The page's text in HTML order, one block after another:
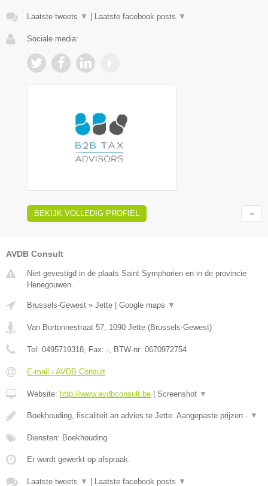
Laatste tweets ▼ Laatste facebook posts ▼
Sociale media:
BEKIJK VOLLEDIG PROFIEL
AVDB Consult
Niet gevestigd in de plaats Saint Symphorien en in de provincie
Henegouwen.
Brussels-Gewest » Jette | Google maps ▼
Van Bortonnestraat 57 1090 Jette (Brussels-Gewest)
Tel: 0495719318 , Fax: - , BTW-nr: 0670972754
E-mail › AVDB Consult
Website: http://www.avdbconsult.be | Screenshot ▼
Boekhouding, fiscaliteit an advies te Jette. Aangepaste prijzen · ▼
Diensten: Boekhouding
Er wordt gewerkt op afspraak.
Laatste tweets ▼ | Laatste facebook posts ▼